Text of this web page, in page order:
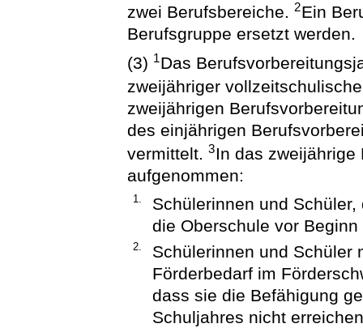
zwei Berufsbereiche.2Ein
Berufsgruppe ersetzt werden.
(3) 1Das
zweijähriger
zweijährigen
des einjährigen
vermittelt.3In das zweijährige
aufgenommen:
1.
Schülerinnen und
die Oberschule vor
2.
Schülerinnen und Schüler
Förderbedarf im
dass sie die Befähigung
Schuljahres nicht